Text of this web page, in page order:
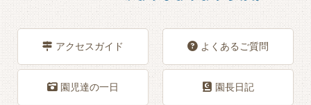
アクセスガイド よくあるご質問
園児達の一日 園長日記